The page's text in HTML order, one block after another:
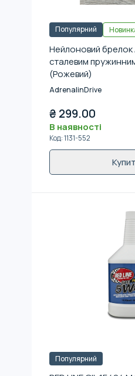
Популярний
Нейлоновий брелок
сталевим
(Рожевий)
AdrenalinDrive
₴ 299.00
В наявності
Код:1131-552
Популярний